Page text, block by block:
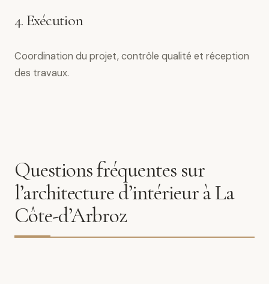
4. Exécution
Coordination du projet, contrôle qualité et réception
des travaux.
Questions fréquentes sur
l’architecture d’intérieur à La
Côte-d’Arbroz